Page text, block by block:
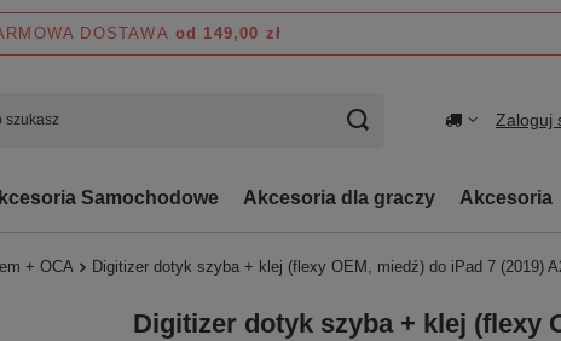
DOSTAWA od 149,00 zł
Zaloguj
Samochodowe Akcesoria dla graczy Akcesoria
+ OCA Digitizer dotyk szyba + klej (flexy OEM, miedź) do iPad 7 (2019)
Digitizer dotyk szyba + klej (flexy